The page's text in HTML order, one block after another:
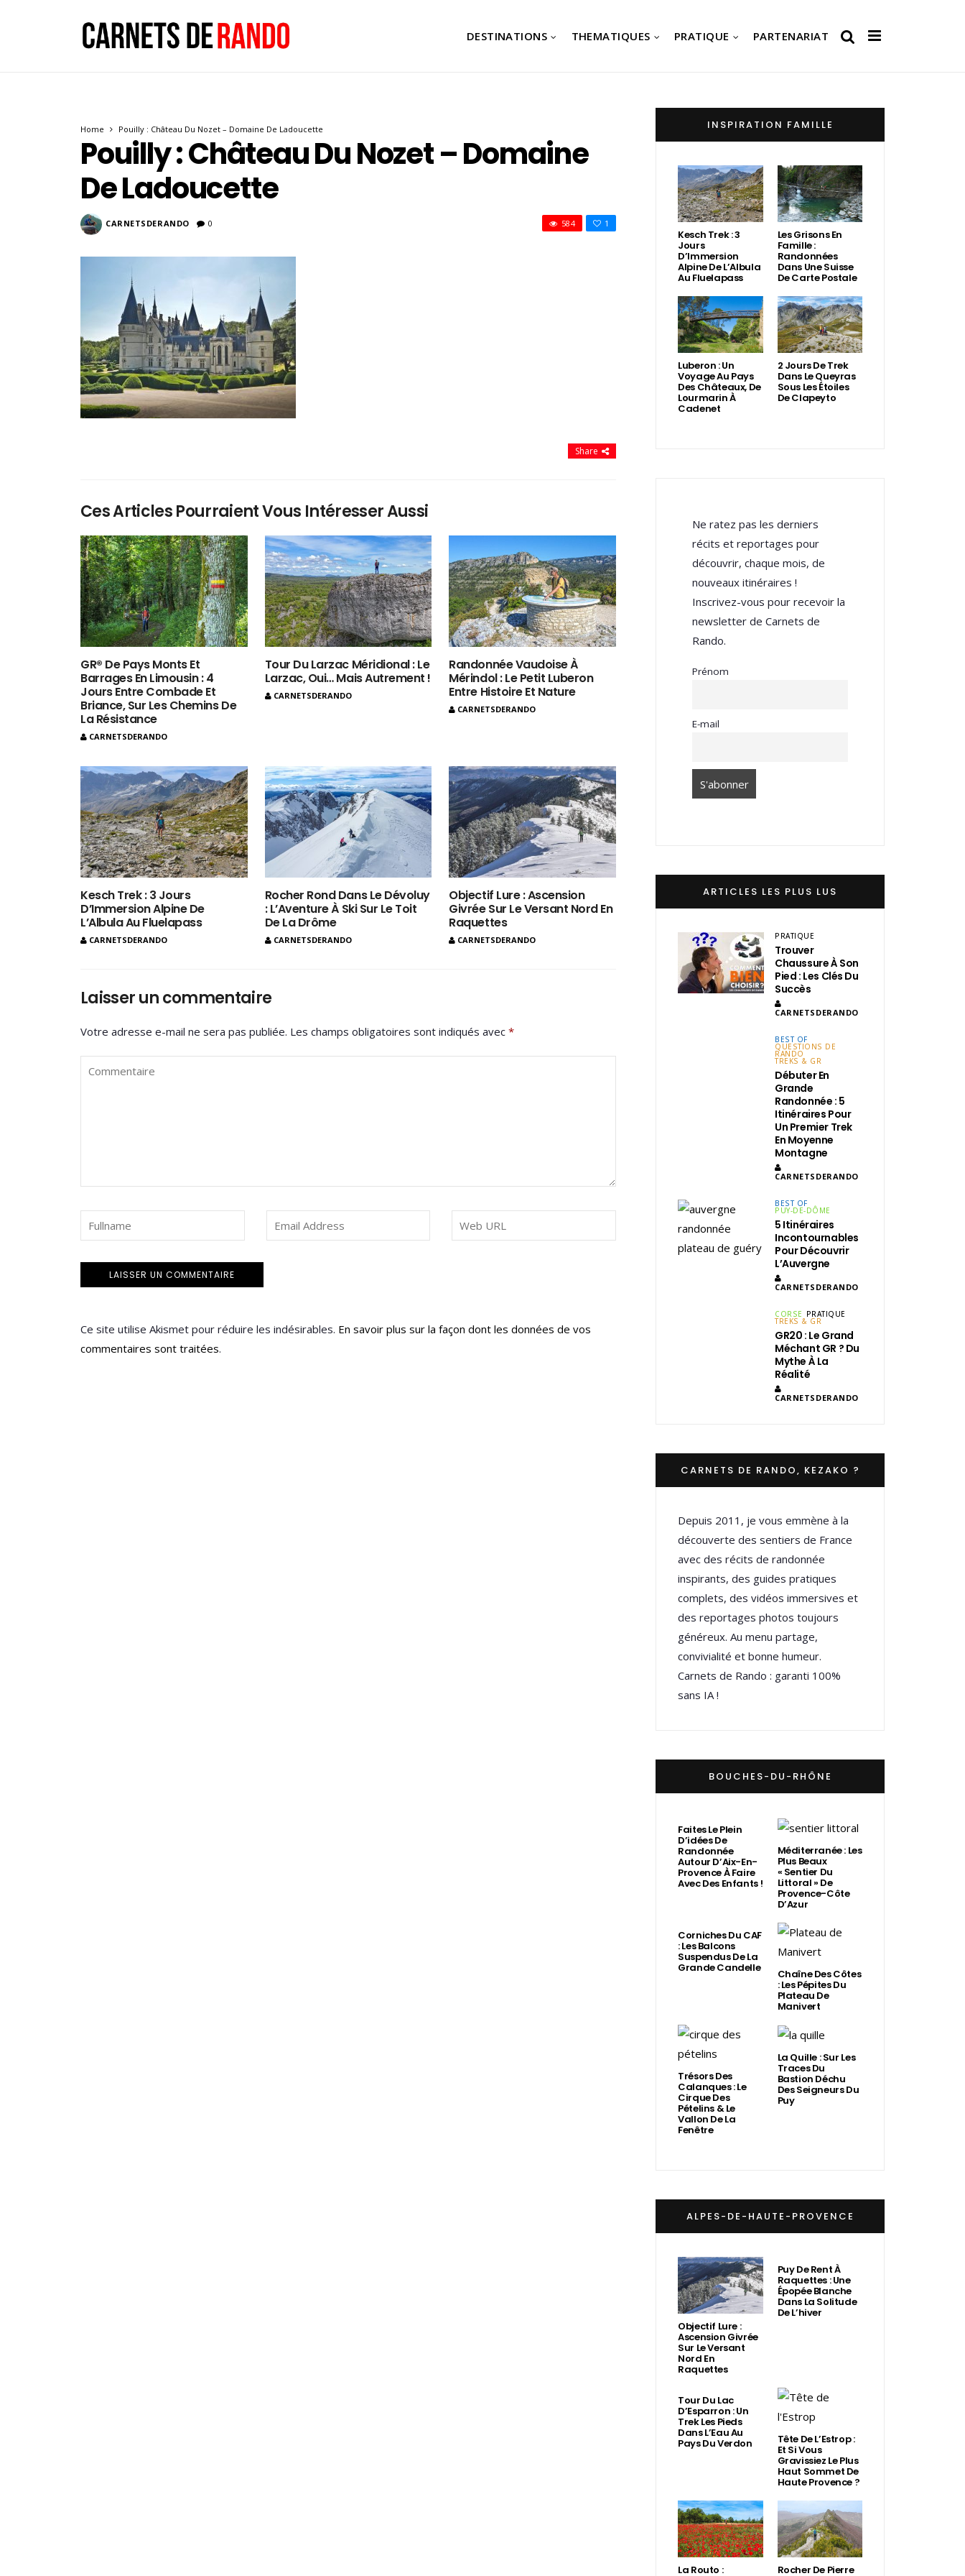
DESTINATIONS THEMATIQUES PRATIQUE PARTENARIAT
Home Pouilly : Château Du Nozet – Domaine De Ladoucette
Pouilly : Château Du Nozet – Domaine
De Ladoucette
CARNETSDERANDO 0 1
584
Share
Ces Articles Pourraient Vous Intéresser Aussi
GR® De Pays Monts Et
Barrages En Limousin : 4
Jours Entre Combade Et
Briance, Sur Les Chemins De
La Résistance
CARNETSDERANDO
Tour Du Larzac Méridional : Le
Larzac, Oui… Mais Autrement !
CARNETSDERANDO
Randonnée Vaudoise À
Mérindol : Le Petit Luberon
Entre Histoire Et Nature
CARNETSDERANDO
Kesch Trek : 3 Jours
D’Immersion Alpine De
L’Albula Au Fluelapass
CARNETSDERANDO
Rocher Rond Dans Le Dévoluy
: L’Aventure À Ski Sur Le Toit
De La Drôme
CARNETSDERANDO
Objectif Lure : Ascension
Givrée Sur Le Versant Nord En
Raquettes
CARNETSDERANDO
Laisser un commentaire
Votre adresse e-mail ne sera pas publiée. Les champs obligatoires sont indiqués avec *
Ce site utilise Akismet pour réduire les indésirables. En savoir plus sur la façon dont les données de vos
commentaires sont traitées.
INSPIRATION FAMILLE
Kesch Trek : 3
Jours
D’Immersion
Alpine De L’Albula
Au Fluelapass
Les Grisons En
Famille :
Randonnées
Dans Une Suisse
De Carte Postale
Luberon : Un
Voyage Au Pays
Des Châteaux, De
Lourmarin À
Cadenet
2 Jours De Trek
Dans Le Queyras
Sous Les Étoiles
De Clapeyto
Ne ratez pas les derniers
récits et reportages pour
découvrir, chaque mois, de
nouveaux itinéraires !
Inscrivez-vous pour recevoir la
newsletter de Carnets de
Rando.
Prénom
E-mail
ARTICLES LES PLUS LUS
PRATIQUE
Trouver
Chaussure À Son
Pied : Les Clés Du
Succès
CARNETSDERANDO
BEST OF
QUESTIONS DE
RANDO
TREKS & GR
Débuter En
Grande
Randonnée : 5
Itinéraires Pour
Un Premier Trek
En Moyenne
Montagne
CARNETSDERANDO
BEST OF
PUY-DE-DÔME
5 Itinéraires
Incontournables
Pour Découvrir
L’Auvergne
CARNETSDERANDO
CORSE PRATIQUE
TREKS & GR
GR20 : Le Grand
Méchant GR ? Du
Mythe À La
Réalité
CARNETSDERANDO
CARNETS DE RANDO, KEZAKO ?
Depuis 2011, je vous emmène à la
découverte des sentiers de France
avec des récits de randonnée
inspirants, des guides pratiques
complets, des vidéos immersives et
des reportages photos toujours
généreux. Au menu partage,
convivialité et bonne humeur.
Carnets de Rando : garanti 100%
sans IA !
BOUCHES-DU-RHÔNE
Faites Le Plein
D’idées De
Randonnée
Autour D’Aix-En-
Provence À Faire
Avec Des Enfants !
Méditerranée : Les
Plus Beaux
« Sentier Du
Littoral » De
Provence-Côte
D’Azur
Corniches Du CAF
: Les Balcons
Suspendus De La
Grande Candelle Chaîne Des Côtes
: Les Pépites Du
Plateau De
Manivert
Trésors Des
Calanques : Le
Cirque Des
Pételins & Le
Vallon De La
Fenêtre
La Quille : Sur Les
Traces Du
Bastion Déchu
Des Seigneurs Du
Puy
ALPES-DE-HAUTE-PROVENCE
Objectif Lure :
Ascension Givrée
Sur Le Versant
Nord En
Raquettes
Puy De Rent À
Raquettes : Une
Épopée Blanche
Dans La Solitude
De L’hiver
Tour Du Lac
D’Esparron : Un
Trek Les Pieds
Dans L’Eau Au
Pays Du Verdon Tête De L’Estrop :
Et Si Vous
Gravissiez Le Plus
Haut Sommet De
Haute Provence ?
La Routo : Rocher De Pierre